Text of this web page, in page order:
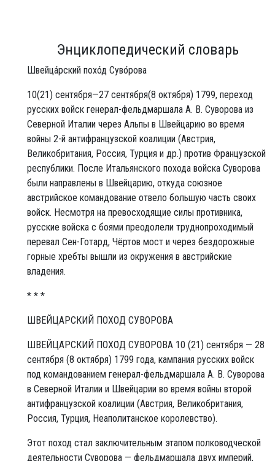
Энциклопедический словарь
Швейца́рский похо́д Суво́рова
10(21) сентября—27 сентября(8 октября) 1799, переход
русских войск генерал-фельдмаршала А. В. Суворова из
Северной Италии через Альпы в Швейцарию во время
войны 2-й антифранцузской коалиции (Австрия,
Великобритания, Россия, Турция и др.) против Французской
республики. После Итальянского похода войска Суворова
были направлены в Швейцарию, откуда союзное
австрийское командование отвело большую часть своих
войск. Несмотря на превосходящие силы противника,
русские войска с боями преодолели труднопроходимый
перевал Сен-Готард, Чёртов мост и через бездорожные
горные хребты вышли из окружения в австрийские
владения.
* * *
ШВЕЙЦАРСКИЙ ПОХОД СУВОРОВА
ШВЕЙЦА́РСКИЙ ПОХО́Д СУВО́РОВА 10 (21) сентября — 28
сентября (8 октября) 1799 года, кампания русских войск
под командованием генерал-фельдмаршала А. В. Суворова
в Северной Италии и Швейцарии во время войны второй
антифранцузской коалиции (Австрия, Великобритания,
Россия, Турция, Неаполитанское королевство).
Этот поход стал заключительным этапом полководческой
деятельности Суворова — фельдмаршала двух империй,